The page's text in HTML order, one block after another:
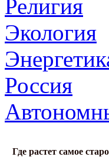
Религия
Экология
Россия
Где растет самое